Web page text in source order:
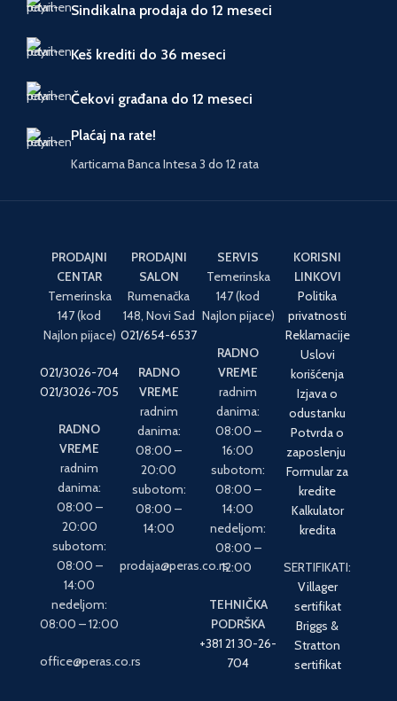
Sindikalna prodaja do 12 meseci
Keš krediti do 36 meseci
Čekovi građana do 12 meseci
Plaćaj na rate!
Karticama Banca Intesa 3 do 12 rata
PRODAJNI
CENTAR
Temerinska
147 (kod
Najlon pijace)
021/3026-704
021/3026-705
RADNO
VREME
radnim
danima:
08:00 –
20:00
subotom:
08:00 –
14:00
nedeljom:
08:00 – 12:00
office@peras.co.rs
PRODAJNI
SALON
Rumenačka
148, Novi Sad
021/654-6537
RADNO
VREME
radnim
danima:
08:00 –
20:00
subotom:
08:00 –
14:00
prodaja@peras.co.rs
SERVIS
Temerinska
147 (kod
Najlon pijace)
RADNO
VREME
radnim
danima:
08:00 –
16:00
subotom:
08:00 –
14:00
nedeljom:
08:00 –
12:00
TEHNIČKA
PODRŠKA
+381 21 30-26-
704
KORISNI
LINKOVI
Politika
privatnosti
Reklamacije
Uslovi
korišćenja
Izjava o
odustanku
Potvrda o
zaposlenju
Formular za
kredite
Kalkulator
kredita
SERTIFIKATI:
Villager
sertifikat
Briggs &
Stratton
sertifikat